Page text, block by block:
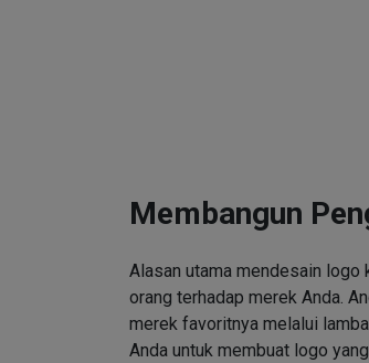
Membangun
Alasan utama mendesain logo
orang terhadap merek Anda.
merek favoritnya melalui
Anda untuk membuat logo